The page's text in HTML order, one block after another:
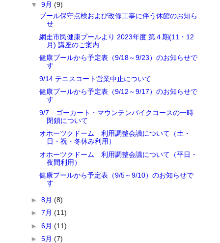
▼9月(9)
プール保守点検および改修工事に伴う休館のお知ら
せ
網走市民健康プールより 2023年度 第４期(11・12
月) 講座のご案内
健康プールから予定表（9/18～9/23）のお知らせで
す
9/14 テニスコート営業中止について
健康プールから予定表（9/12～9/17）のお知らせで
す
9/7 ゴーカート・マウンテンバイクコースの一時
閉鎖について
オホーツクドーム 利用調整会議について（土・
日・祝・冬休み利用）
オホーツクドーム 利用調整会議について（平日・
夜間利用）
健康プールから予定表（9/5～9/10）のお知らせで
す
►8月(8)
►7月(11)
►6月(11)
►5月(7)